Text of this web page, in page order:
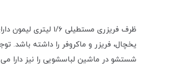
یخچال، فریزر و ماکروفر را داشته باشد.
شستشو در ماشین لباسشویی را نیز دارا